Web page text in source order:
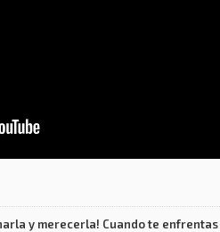
y merecerla! Cuando te